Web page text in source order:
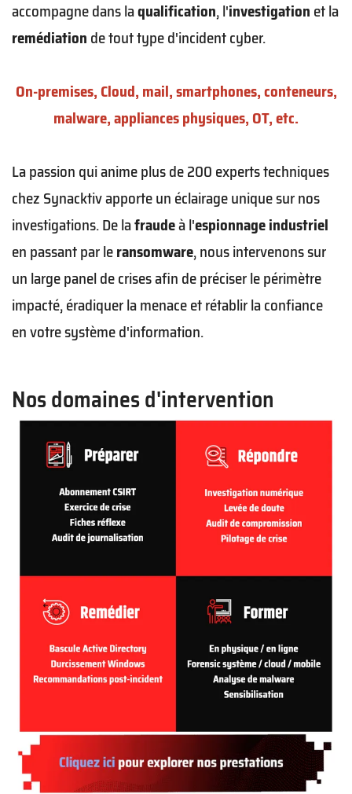
accompagne dans laqualification, l'investigation et la
remédiation de tout type d'incident cyber.
On-premises, Cloud, mail, smartphones, conteneurs,
malware, appliances physiques, OT, etc.
La passion qui anime plus de 200 experts techniques
chez Synacktiv apporte un éclairage unique sur nos
investigations. De lafraudeà l'espionnage industriel
en passant par leransomware, nous intervenons sur
un large panel de crises afin de préciser le périmètre
impacté, éradiquer la menace et rétablir la confiance
en votre système d'information.
Nos domaines d'intervention